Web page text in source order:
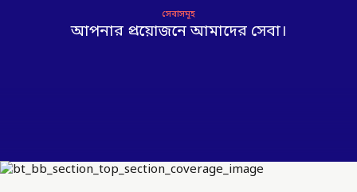
সেবাসমূহ
আপনার প্রয়োজনে আমাদের সেবা।